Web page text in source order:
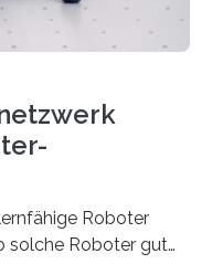
Roboter
solche Roboter gut